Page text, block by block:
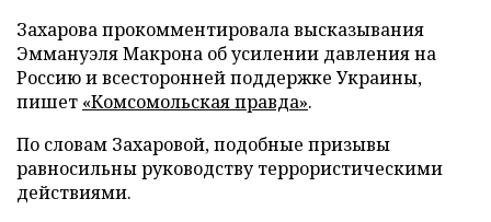
Захарова прокомментировала высказывания
Эммануэля Макрона об усилении давления на
Россию и всесторонней поддержке Украины,
пишет «Комсомольская правда».
По словам Захаровой, подобные призывы
равносильны руководству террористическими
действиями.